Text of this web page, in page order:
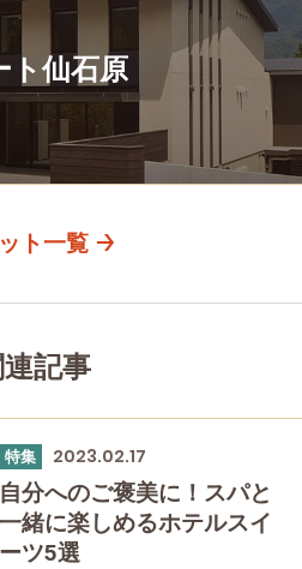
ト仙石原
ト一覧
連記事
特集 2023.02.17
自分へのご褒美に！スパと
一緒に楽しめるホテルスイ
ーツ5選